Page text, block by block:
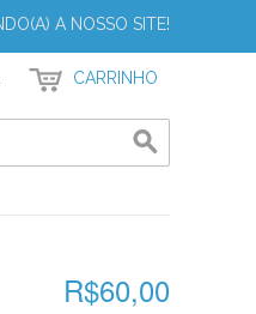
A NOSSO SITE!
CARRINHO
R$60,00